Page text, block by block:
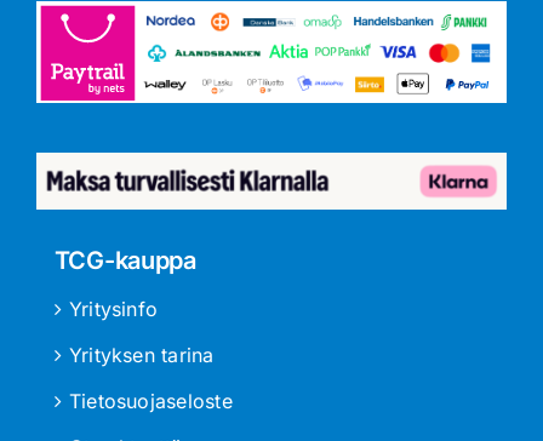
TCG-kauppa
Yritysinfo
Yrityksen tarina
Tietosuojaseloste